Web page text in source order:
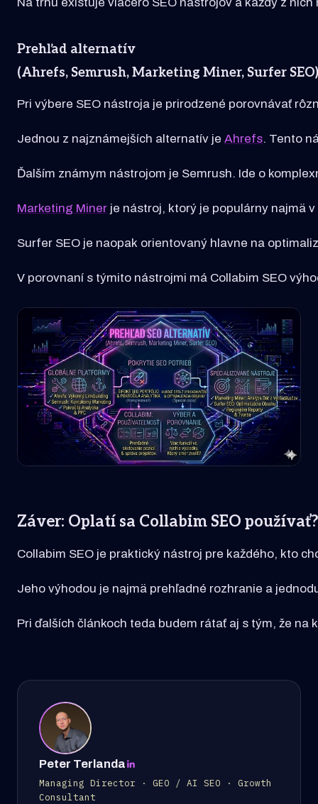
Prehľad alternatív
(Ahrefs, Semrush, Marketing Miner, Surfer SEO)
Pri výbere SEO nástroja je prirodzené porovnávať
Jednou z najznámejších alternatív je Ahrefs. Tento
Ďalším známym nástrojom je Semrush. Ide o
Marketing Miner je nástroj, ktorý je populárny najmä
Surfer SEO je naopak orientovaný hlavne na
V porovnaní s týmito nástrojmi má Collabim SEO
Záver: Oplatí sa Collabim SEO používať?
Collabim SEO je praktický nástroj pre každého, kto
Jeho výhodou je najmä prehľadné rozhranie a
Pri ďalších článkoch teda budem rátať aj s tým, že
Peter Terlanda
Managing Director · GEO / AI SEO · Growth
Consultant